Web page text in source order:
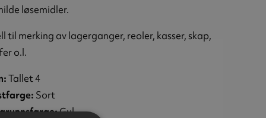
løsemidler.
til merking av lagerganger, reoler, kasser, skap,
o.l.
Tallet 4
Sort
Gul